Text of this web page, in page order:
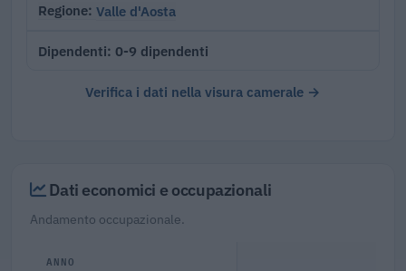
Regione Valle d'Aosta
Dipendenti 0-9 dipendenti
Verifica i dati nella visura camerale →
Dati economici e occupazionali
Andamento occupazionale.
ANNO